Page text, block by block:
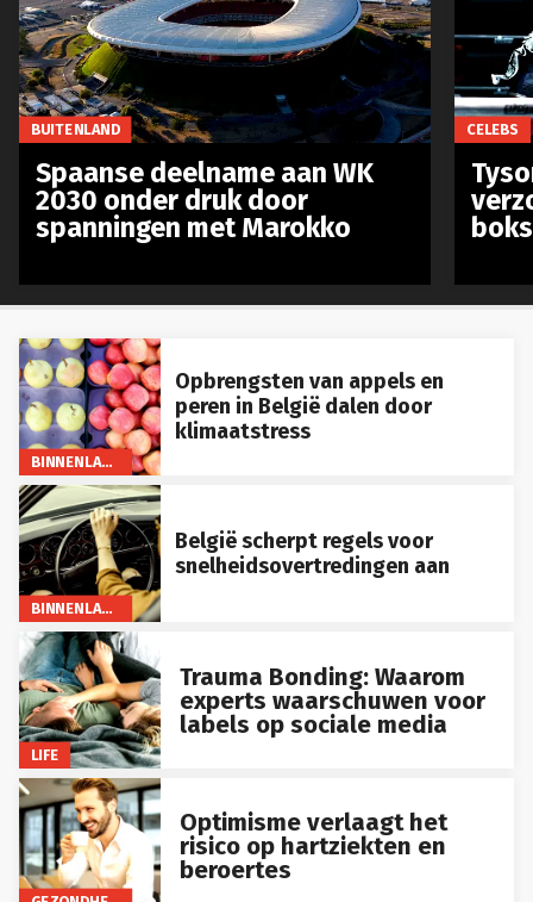
BINNENLAND
Opbrengsten van appels en
peren in België dalen door
klimaatstress
BINNENLAND
België scherpt regels voor
snelheidsovertredingen aan
LIFE
Trauma Bonding: Waarom
experts waarschuwen voor
labels op sociale media
GEZONDHEID
Optimisme verlaagt het
risico op hartziekten en
beroertes
BUITENLAND
Spaanse deelname aan WK
2030 onder druk door
spanningen met Marokko
CELEBS